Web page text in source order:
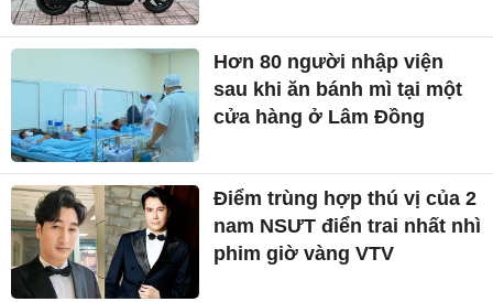
Hơn 80 người nhập viện
sau khi ăn bánh mì tại một
cửa hàng ở Lâm Đồng
Điểm trùng hợp thú vị của 2
nam NSƯT điển trai nhất nhì
phim giờ vàng VTV